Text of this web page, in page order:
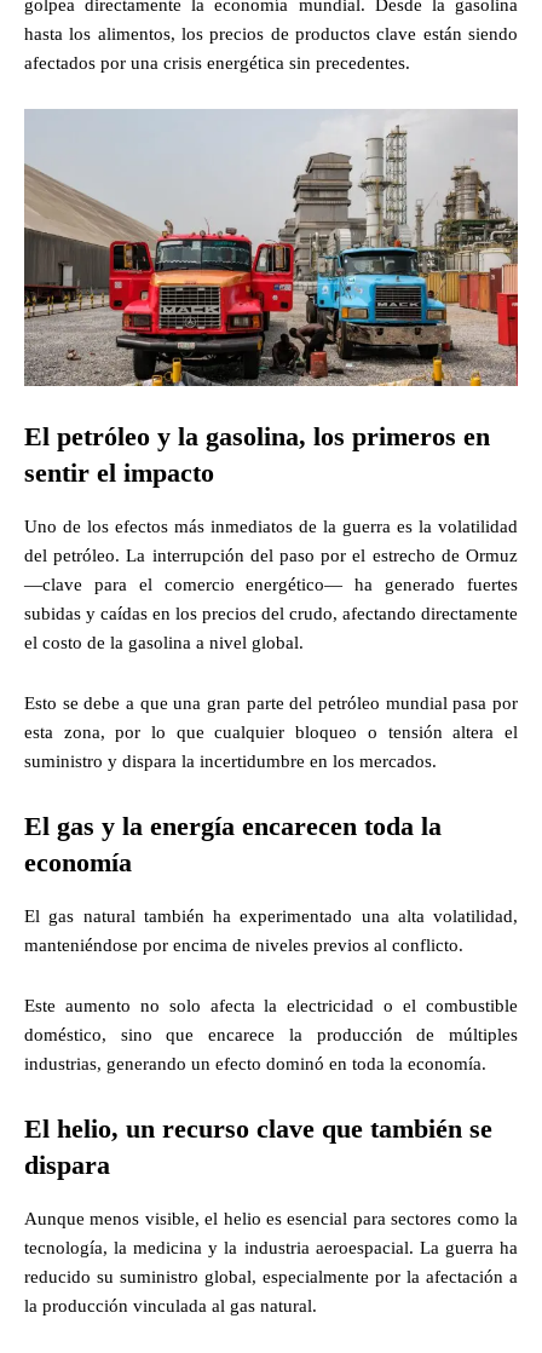
golpea directamente la economía mundial. Desde la gasolina
hasta los alimentos, los precios de productos clave están siendo
afectados por una crisis energética sin precedentes.
El petróleo y la gasolina, los primeros en
sentir el impacto
Uno de los efectos más inmediatos de la guerra es la volatilidad
del petróleo. La interrupción del paso por el estrecho de Ormuz
—clave para el comercio energético— ha generado fuertes
subidas y caídas en los precios del crudo, afectando directamente
el costo de la gasolina a nivel global.
Esto se debe a que una gran parte del petróleo mundial pasa por
esta zona, por lo que cualquier bloqueo o tensión altera el
suministro y dispara la incertidumbre en los mercados.
El gas y la energía encarecen toda la
economía
El gas natural también ha experimentado una alta volatilidad,
manteniéndose por encima de niveles previos al conflicto.
Este aumento no solo afecta la electricidad o el combustible
doméstico, sino que encarece la producción de múltiples
industrias, generando un efecto dominó en toda la economía.
El helio, un recurso clave que también se
dispara
Aunque menos visible, el helio es esencial para sectores como la
tecnología, la medicina y la industria aeroespacial. La guerra ha
reducido su suministro global, especialmente por la afectación a
la producción vinculada al gas natural.